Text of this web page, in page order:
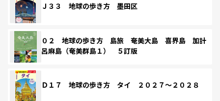
Ｊ３３ 地球の歩き方 墨田区
０２ 地球の歩き方 島旅 奄美大島 喜界島 加計
呂麻島（奄美群島１） ５訂版
Ｄ１７ 地球の歩き方 タイ ２０２７～２０２８